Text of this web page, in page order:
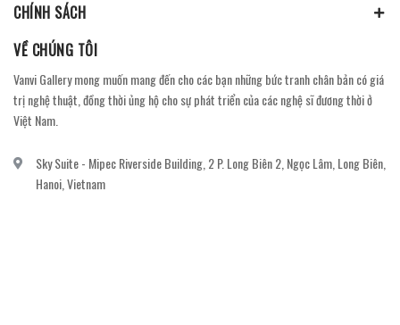
CHÍNH SÁCH
VỀ CHÚNG TÔI
Vanvi Gallery mong muốn mang đến cho các bạn những bức tranh chân bản có giá
trị nghệ thuật, đồng thời ủng hộ cho sự phát triển của các nghệ sĩ đương thời ở
Việt Nam.
Sky Suite - Mipec Riverside Building, 2 P. Long Biên 2, Ngọc Lâm, Long Biên,
Hanoi, Vietnam